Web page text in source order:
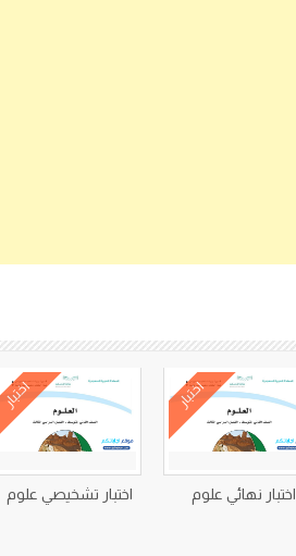
اختبار
اختبار نهائي علوم
اختبار
اختبار تشخيصي علوم